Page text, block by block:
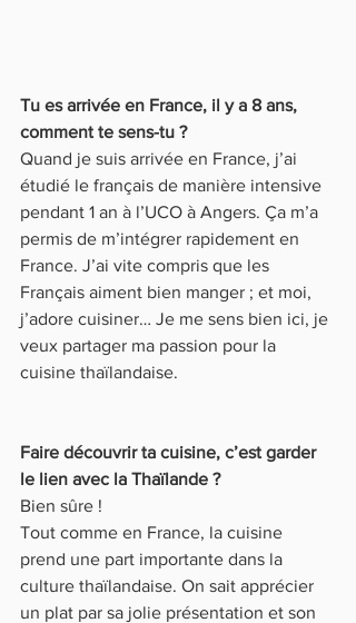
Tu es arrivée en France, il y a 8 ans,
comment te sens-tu ?
Quand je suis arrivée en France, j’ai
étudié le français de manière intensive
pendant 1 an à l’UCO à Angers. Ça m’a
permis de m’intégrer rapidement en
France. J’ai vite compris que les
Français aiment bien manger ; et moi,
j’adore cuisiner… Je me sens bien ici, je
veux partager ma passion pour la
cuisine thaïlandaise.
Faire découvrir ta cuisine, c’est garder
le lien avec la Thaïlande ?
Bien sûre !
Tout comme en France, la cuisine
prend une part importante dans la
culture thaïlandaise. On sait apprécier
un plat par sa jolie présentation et son